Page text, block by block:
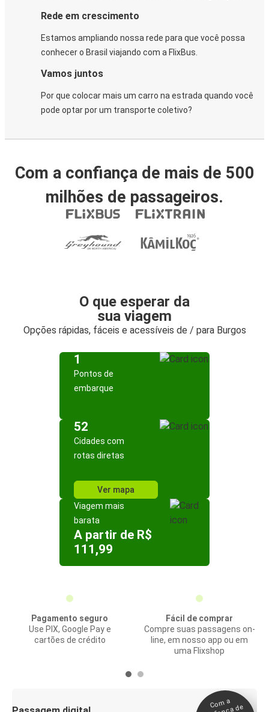
Rede em crescimento
Estamos ampliando nossa rede para que você possa
conhecer o Brasil viajando com a FlixBus.
Vamos juntos
Por que colocar mais um carro na estrada quando você
pode optar por um transporte coletivo?
Com a confiança de mais de 500
milhões de passageiros.
O que esperar da
sua viagem
Opções rápidas, fáceis e acessíveis de / para Burgos
1
Pontos de
embarque
52
Cidades com
rotas diretas
Ver mapa
Viagem mais
barata
A partir de R$
111,99
Pagamento seguro
Use PIX, Google Pay e
cartões de crédito
Fácil de comprar
Compre suas passagens on-
line, em nosso app ou em
uma Flixshop
Co
m a